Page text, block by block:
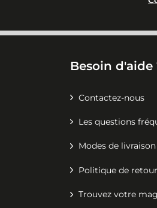
Besoin d'aide
Contactez-nous
Les questions
Modes de
Politique de retour
Trouvez votre